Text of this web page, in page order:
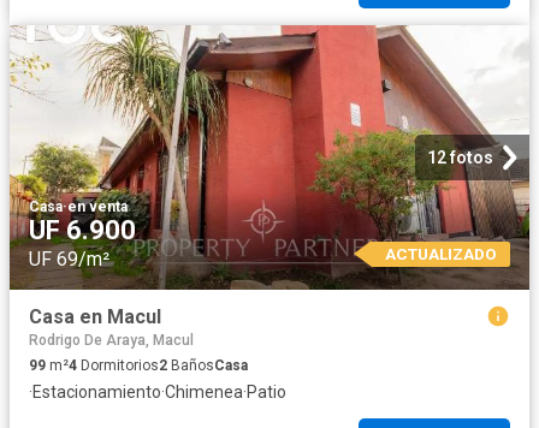
12 fotos
Casa·en venta
UF 6.900
UF 69/m² ACTUALIZADO
Casa en Macul
Rodrigo De Araya, Macul
99 m²4 Dormitorios2 BañosCasa
·Estacionamiento·Chimenea·Patio